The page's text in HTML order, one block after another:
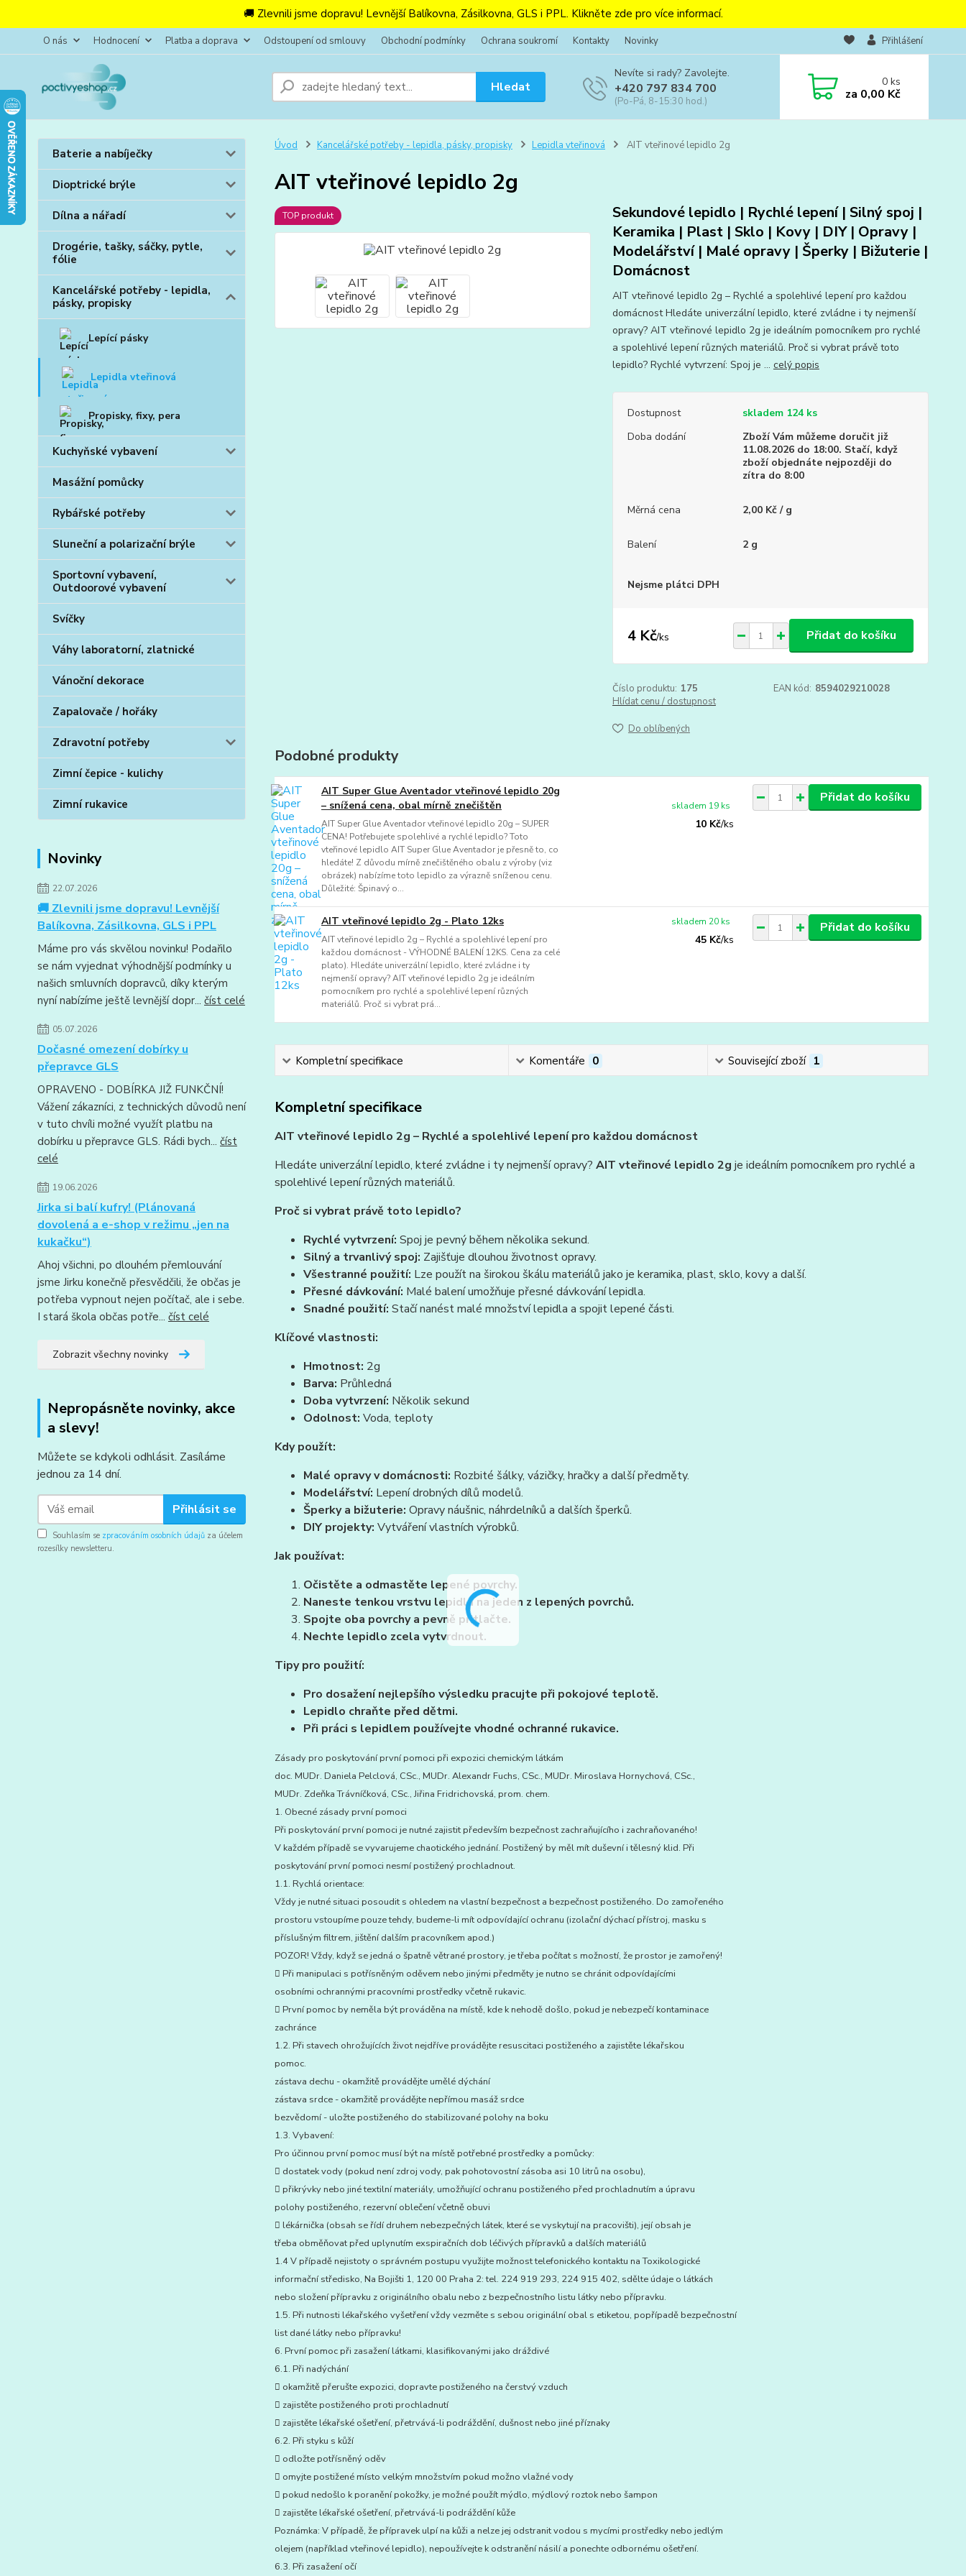
🚚 Zlevnili jsme dopravu! Levnější Balíkovna, Zásilkovna, GLS i PPL. Klikněte zde pro více informací.
O nás Hodnocení Platba a doprava Odstoupení od smlouvy Obchodní podmínky Ochrana soukromí Kontakty Novinky Přihlášení
Hledat
Nevíte si rady? Zavolejte.
+420 797 834 700
(Po-Pá, 8-15:30 hod.)
0ks
za 0,00 Kč
Baterie a nabíječky
Dioptrické brýle
Dílna a nářadí
Drogérie, tašky, sáčky, pytle,
fólie
Kancelářské potřeby - lepidla,
pásky, propisky
Lepící pásky
Lepidla vteřinová
Propisky, fixy, pera
Kuchyňské vybavení
Masážní pomůcky
Rybářské potřeby
Sluneční a polarizační brýle
Sportovní vybavení,
Outdoorové vybavení
Svíčky
Váhy laboratorní, zlatnické
Vánoční dekorace
Zapalovače / hořáky
Zdravotní potřeby
Zimní čepice - kulichy
Zimní rukavice
Novinky
22.07.2026
🚚 Zlevnili jsme dopravu! Levnější
Balíkovna, Zásilkovna, GLS i PPL
Máme pro vás skvělou novinku! Podařilo
se nám vyjednat výhodnější podmínky u
našich smluvních dopravců, díky kterým
nyní nabízíme ještě levnější dopr... číst celé
05.07.2026
Dočasné omezení dobírky u
přepravce GLS
OPRAVENO - DOBÍRKA JIŽ FUNKČNÍ!
Vážení zákazníci, z technických důvodů není
v tuto chvíli možné využít platbu na
dobírku u přepravce GLS. Rádi bych... číst
celé
19.06.2026
Jirka si balí kufry! (Plánovaná
dovolená a e-shop v režimu „jen na
kukačku“)
Ahoj všichni, po dlouhém přemlouvání
jsme Jirku konečně přesvědčili, že občas je
potřeba vypnout nejen počítač, ale i sebe.
I stará škola občas potře... číst celé
Zobrazit všechny novinky
Nepropásněte novinky, akce
a slevy!
Můžete se kdykoli odhlásit. Zasíláme
jednou za 14 dní.
Přihlásit se
Souhlasím se zpracováním osobních údajů za účelem
rozesílky newsletteru.
Úvod Kancelářské potřeby - lepidla, pásky, propisky Lepidla vteřinová AIT vteřinové lepidlo 2g
AIT vteřinové lepidlo 2g
TOP produkt
Sekundové lepidlo | Rychlé lepení | Silný spoj |
Keramika | Plast | Sklo | Kovy | DIY | Opravy |
Modelářství | Malé opravy | Šperky | Bižuterie |
Domácnost
AIT vteřinové lepidlo 2g – Rychlé a spolehlivé lepení pro každou
domácnost Hledáte univerzální lepidlo, které zvládne i ty nejmenší
opravy? AIT vteřinové lepidlo 2g je ideálním pomocníkem pro rychlé
a spolehlivé lepení různých materiálů. Proč si vybrat právě toto
lepidlo? Rychlé vytvrzení: Spoj je ... celý popis
Dostupnost
skladem 124 ks
Doba dodání
Zboží Vám můžeme doručit již
11.08.2026 do 18:00. Stačí, když
zboží objednáte nejpozději do
zítra do 8:00
Měrná cena 2,00 Kč / g
Balení 2 g
Nejsme plátci DPH
4 Kč/ks Přidat do košíku
Číslo produktu: 175 EAN kód: 8594029210028
Hlídat cenu / dostupnost
Do oblíbených
Podobné produkty
AIT Super Glue Aventador vteřinové lepidlo 20g
– snížená cena, obal mírně znečištěn
AIT Super Glue Aventador vteřinové lepidlo 20g – SUPER
CENA! Potřebujete spolehlivé a rychlé lepidlo? Toto
vteřinové lepidlo AIT Super Glue Aventador je přesně to, co
hledáte! Z důvodu mírně znečištěného obalu z výroby (viz
obrázek) nabízíme toto lepidlo za výrazně sníženou cenu.
Důležité: Špinavý o...
10 Kč/ks
skladem 19 ks
Přidat do košíku
AIT vteřinové lepidlo 2g - Plato 12ks
AIT vteřinové lepidlo 2g – Rychlé a spolehlivé lepení pro
každou domácnost - VÝHODNÉ BALENÍ 12KS. Cena za celé
plato). Hledáte univerzální lepidlo, které zvládne i ty
nejmenší opravy? AIT vteřinové lepidlo 2g je ideálním
pomocníkem pro rychlé a spolehlivé lepení různých
materiálů. Proč si vybrat prá...
45 Kč/ks
skladem 20 ks Přidat do košíku
Kompletní specifikace Komentáře 0 Související zboží 1
Kompletní specifikace
AIT vteřinové lepidlo 2g – Rychlé a spolehlivé lepení pro každou domácnost
Hledáte univerzální lepidlo, které zvládne i ty nejmenší opravy? AIT vteřinové lepidlo 2g je ideálním pomocníkem pro rychlé a
spolehlivé lepení různých materiálů.
Proč si vybrat právě toto lepidlo?
Rychlé vytvrzení: Spoj je pevný během několika sekund.
Silný a trvanlivý spoj: Zajišťuje dlouhou životnost opravy.
Všestranné použití: Lze použít na širokou škálu materiálů jako je keramika, plast, sklo, kovy a další.
Přesné dávkování: Malé balení umožňuje přesné dávkování lepidla.
Snadné použití: Stačí nanést malé množství lepidla a spojit lepené části.
Klíčové vlastnosti:
Hmotnost: 2g
Barva: Průhledná
Doba vytvrzení: Několik sekund
Odolnost: Voda, teploty
Kdy použít:
Malé opravy v domácnosti: Rozbité šálky, vázičky, hračky a další předměty.
Modelářství: Lepení drobných dílů modelů.
Šperky a bižuterie: Opravy náušnic, náhrdelníků a dalších šperků.
DIY projekty: Vytváření vlastních výrobků.
Jak používat:
Očistěte a odmastěte lepené povrchy.
Naneste tenkou vrstvu lepidla na jeden z lepených povrchů.
Spojte oba povrchy a pevně přitlačte.
Nechte lepidlo zcela vytvrdnout.
Tipy pro použití:
Pro dosažení nejlepšího výsledku pracujte při pokojové teplotě.
Lepidlo chraňte před dětmi.
Při práci s lepidlem používejte vhodné ochranné rukavice.
Zásady pro poskytování první pomoci při expozici chemickým látkám
doc. MUDr. Daniela Pelclová, CSc., MUDr. Alexandr Fuchs, CSc., MUDr. Miroslava Hornychová, CSc.,
MUDr. Zdeňka Trávníčková, CSc., Jiřina Fridrichovská, prom. chem.
1. Obecné zásady první pomoci
Při poskytování první pomoci je nutné zajistit především bezpečnost zachraňujícího i zachraňovaného!
V každém případě se vyvarujeme chaotického jednání. Postižený by měl mít duševní i tělesný klid. Při
poskytování první pomoci nesmí postižený prochladnout.
1.1. Rychlá orientace:
Vždy je nutné situaci posoudit s ohledem na vlastní bezpečnost a bezpečnost postiženého. Do zamořeného
prostoru vstoupíme pouze tehdy, budeme-li mít odpovídající ochranu (izolační dýchací přístroj, masku s
příslušným filtrem, jištění dalším pracovníkem apod.)
POZOR! Vždy, když se jedná o špatně větrané prostory, je třeba počítat s možností, že prostor je zamořený!
 Při manipulaci s potřísněným oděvem nebo jinými předměty je nutno se chránit odpovídajícími
osobními ochrannými pracovními prostředky včetně rukavic.
 První pomoc by neměla být prováděna na místě, kde k nehodě došlo, pokud je nebezpečí kontaminace
zachránce
1.2. Při stavech ohrožujících život nejdříve provádějte resuscitaci postiženého a zajistěte lékařskou
pomoc.
zástava dechu - okamžitě provádějte umělé dýchání
zástava srdce - okamžitě provádějte nepřímou masáž srdce
bezvědomí - uložte postiženého do stabilizované polohy na boku
1.3. Vybavení:
Pro účinnou první pomoc musí být na místě potřebné prostředky a pomůcky:
 dostatek vody (pokud není zdroj vody, pak pohotovostní zásoba asi 10 litrů na osobu),
 přikrývky nebo jiné textilní materiály, umožňující ochranu postiženého před prochladnutím a úpravu
polohy postiženého, rezervní oblečení včetně obuvi
 lékárnička (obsah se řídí druhem nebezpečných látek, které se vyskytují na pracovišti), její obsah je
třeba obměňovat před uplynutím exspiračních dob léčivých přípravků a dalších materiálů
1.4 V případě nejistoty o správném postupu využijte možnost telefonického kontaktu na Toxikologické
informační středisko, Na Bojišti 1, 120 00 Praha 2: tel. 224 919 293, 224 915 402, sdělte údaje o látkách
nebo složení přípravku z originálního obalu nebo z bezpečnostního listu látky nebo přípravku.
1.5. Při nutnosti lékařského vyšetření vždy vezměte s sebou originální obal s etiketou, popřípadě bezpečnostní
list dané látky nebo přípravku!
6. První pomoc při zasažení látkami, klasifikovanými jako dráždivé
6.1. Při nadýchání
 okamžitě přerušte expozici, dopravte postiženého na čerstvý vzduch
 zajistěte postiženého proti prochladnutí
 zajistěte lékařské ošetření, přetrvává-li podráždění, dušnost nebo jiné příznaky
6.2. Při styku s kůží
 odložte potřísněný oděv
 omyjte postižené místo velkým množstvím pokud možno vlažné vody
 pokud nedošlo k poranění pokožky, je možné použít mýdlo, mýdlový roztok nebo šampon
 zajistěte lékařské ošetření, přetrvává-li podráždění kůže
Poznámka: V případě, že přípravek ulpí na kůži a nelze jej odstranit vodou s mycími prostředky nebo jedlým
olejem (například vteřinové lepidlo), nepoužívejte k odstranění násilí a ponechte odbornému ošetření.
6.3. Při zasažení očí